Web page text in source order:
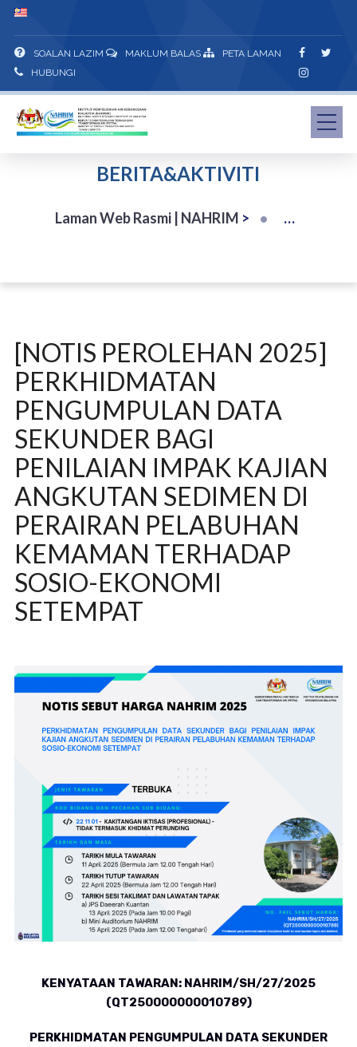
SOALAN LAZIM MAKLUM BALAS
PETA LAMAN
HUBUNGI
BERITA&AKTIVITI
Laman Web Rasmi | NAHRIM >
[NOTIS PEROLEHAN 2025]
PERKHIDMATAN
PENGUMPULAN DATA
SEKUNDER BAGI
PENILAIAN IMPAK KAJIAN
ANGKUTAN SEDIMEN DI
PERAIRAN PELABUHAN
KEMAMAN TERHADAP
SOSIO-EKONOMI
SETEMPAT
KENYATAAN TAWARAN: NAHRIM/SH/27/2025
(QT250000000010789)
PERKHIDMATAN PENGUMPULAN DATA SEKUNDER